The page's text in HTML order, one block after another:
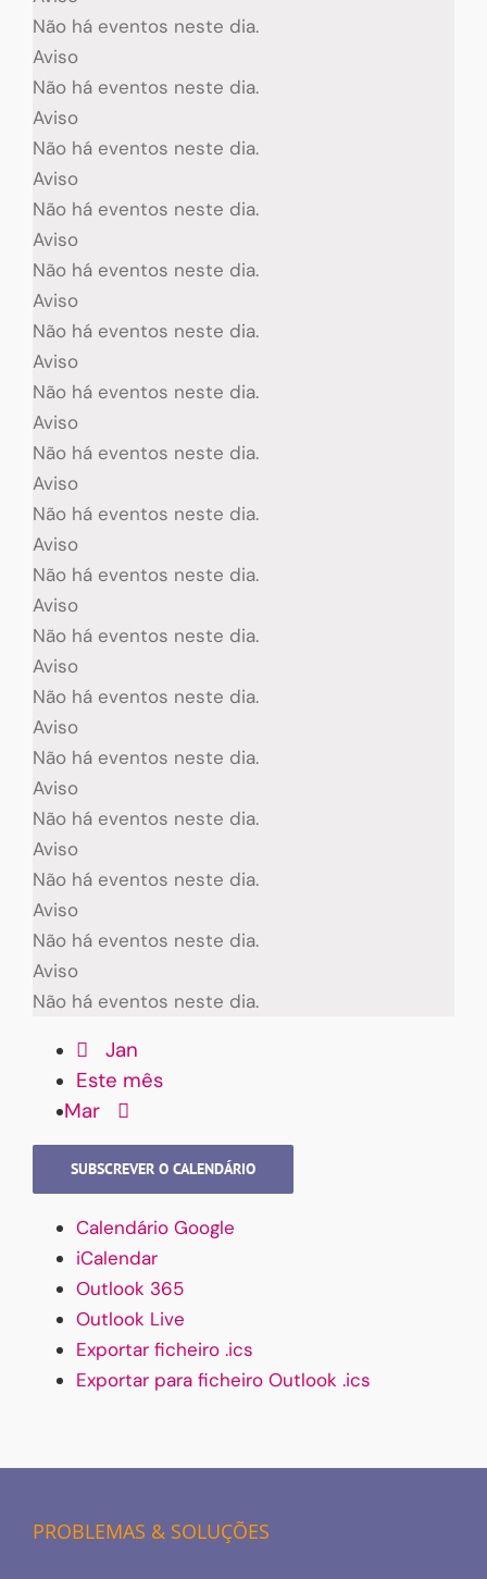
Não há eventos neste dia.
Aviso
Não há eventos neste dia.
Aviso
Não há eventos neste dia.
Aviso
Não há eventos neste dia.
Aviso
Não há eventos neste dia.
Aviso
Não há eventos neste dia.
Aviso
Não há eventos neste dia.
Aviso
Não há eventos neste dia.
Aviso
Não há eventos neste dia.
Aviso
Não há eventos neste dia.
Aviso
Não há eventos neste dia.
Aviso
Não há eventos neste dia.
Aviso
Não há eventos neste dia.
Aviso
Não há eventos neste dia.
Aviso
Não há eventos neste dia.
Aviso
Não há eventos neste dia.
Aviso
Não há eventos neste dia.
Jan
Este mês
Mar
SUBSCREVER O CALENDÁRIO
Calendário Google
iCalendar
Outlook 365
Outlook Live
Exportar ficheiro .ics
Exportar para ficheiro Outlook .ics
PROBLEMAS & SOLUÇÕES